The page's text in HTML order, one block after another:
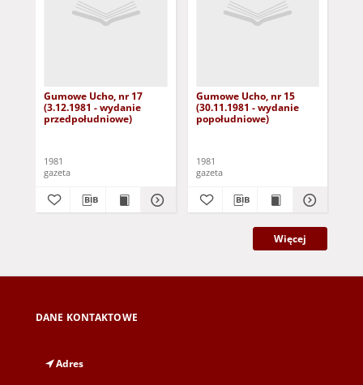
Gumowe Ucho, nr 17
(3.12.1981 - wydanie
przedpołudniowe)
1981
gazeta
Gumowe Ucho, nr 15
(30.11.1981 - wydanie
popołudniowe)
1981
gazeta
Więcej
DANE KONTAKTOWE
Adres